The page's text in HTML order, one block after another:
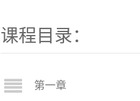
课程目录：
第一章